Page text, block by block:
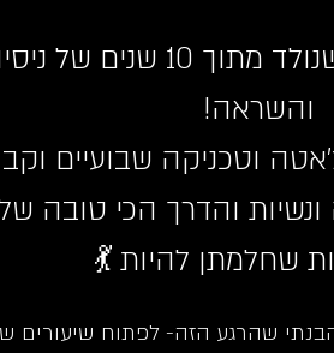
אני מתרגשת לשתף אתכן במשהו
והשראה!
וטכניקה שבועיים
והדרך הכי טובה
שחלמתן להיות 💃
שהרגע הזה- לפתוח שיעורים